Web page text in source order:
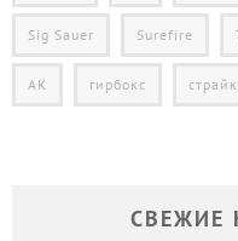
Sig Sauer Surefire
АК гирбокс
СВЕЖИЕ